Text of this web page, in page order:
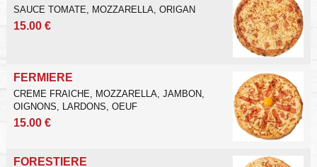
SAUCE TOMATE, MOZZARELLA, ORIGAN
15.00 €
FERMIERE
CREME FRAICHE, MOZZARELLA, JAMBON,
OIGNONS, LARDONS, OEUF
15.00 €
FORESTIERE